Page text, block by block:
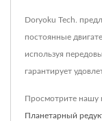
Doryoku Tech.
постоянные
используя
гарантирует
Просмотрите нашу
Планетарный